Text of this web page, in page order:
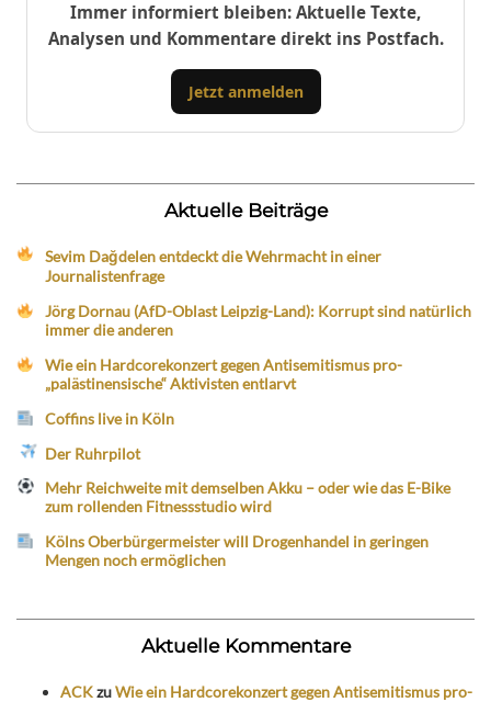
Immer informiert bleiben: Aktuelle Texte,
Analysen und Kommentare direkt ins Postfach.
Jetzt anmelden
Aktuelle Beiträge
Sevim Dağdelen entdeckt die Wehrmacht in einer
Journalistenfrage
Jörg Dornau (AfD-Oblast Leipzig-Land): Korrupt sind natürlich
immer die anderen
Wie ein Hardcorekonzert gegen Antisemitismus pro-
„palästinensische“ Aktivisten entlarvt
Coffins live in Köln
Der Ruhrpilot
Mehr Reichweite mit demselben Akku – oder wie das E-Bike
zum rollenden Fitnessstudio wird
Kölns Oberbürgermeister will Drogenhandel in geringen
Mengen noch ermöglichen
Aktuelle Kommentare
ACKzuWie ein Hardcorekonzert gegen Antisemitismus pro-